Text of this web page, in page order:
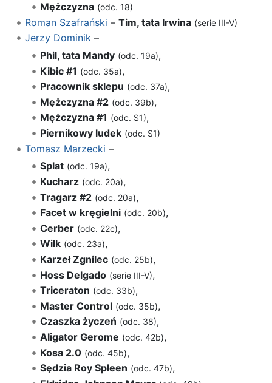
Mężczyzna (odc. 18)
Roman Szafrański – Tim, tata Irwina (serie III-V)
Jerzy Dominik–
Phil, tata Mandy (odc. 19a),
Kibic #1 (odc. 35a),
Pracownik sklepu (odc. 37a),
Mężczyzna #2 (odc. 39b),
Mężczyzna #1 (odc. S1),
Piernikowy ludek (odc. S1)
Tomasz Marzecki –
Splat (odc. 19a),
Kucharz (odc. 20a),
Tragarz #2 (odc. 20a),
Facet w kręgielni (odc. 20b),
Cerber (odc. 22c),
Wilk (odc. 23a),
Karzeł Zgnilec (odc. 25b),
Hoss Delgado (serie III-V),
Triceraton (odc. 33b),
Master Control (odc. 35b),
Czaszka życzeń (odc. 38),
Aligator Gerome (odc. 42b),
Kosa 2.0 (odc. 45b),
Sędzia Roy Spleen (odc. 47b),